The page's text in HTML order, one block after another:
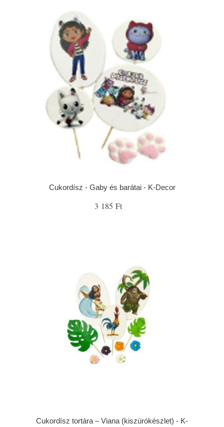
Cukordísz - Gaby és barátai - K-Decor
3 185 Ft
Cukordísz tortára – Viana (kiszúrókészlet) - K-